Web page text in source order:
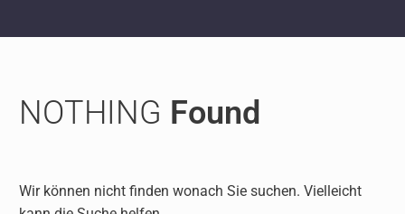
NOTHING Found
Wir können nicht finden wonach Sie suchen. Vielleicht